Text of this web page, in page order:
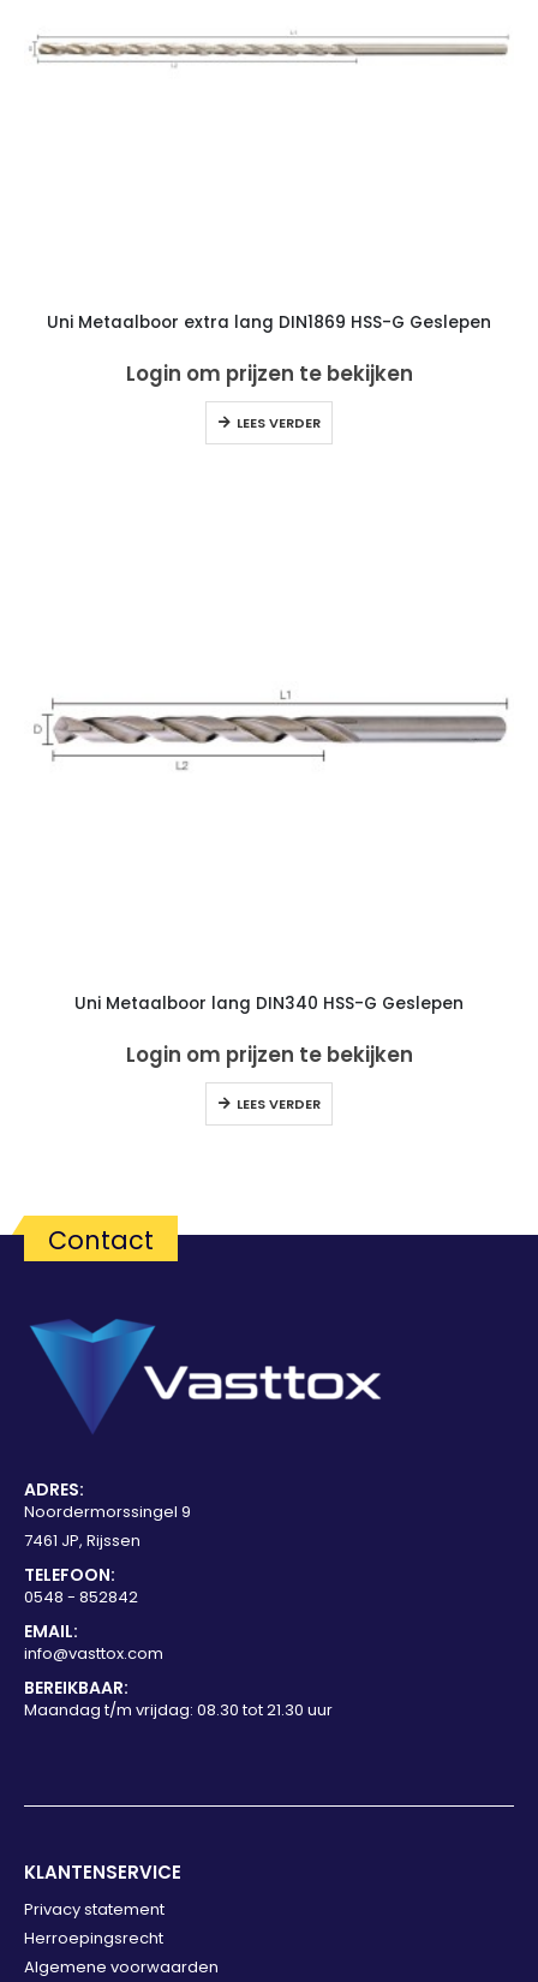
Uni Metaalboor extra lang DIN1869 HSS-G Geslepen
Login om prijzen te bekijken
LEES VERDER
Uni Metaalboor lang DIN340 HSS-G Geslepen
Login om prijzen te bekijken
LEES VERDER
Contact
ADRES:
Noordermorssingel 9
7461 JP, Rijssen
TELEFOON:
0548 - 852842
EMAIL:
info@vasttox.com
BEREIKBAAR:
Maandag t/m vrijdag: 08.30 tot 21.30 uur
KLANTENSERVICE
Privacy statement
Herroepingsrecht
Algemene voorwaarden